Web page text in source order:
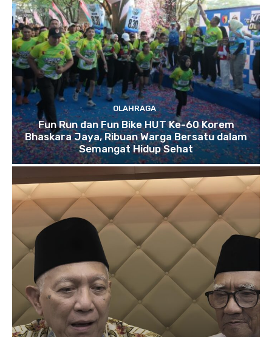
OLAHRAGA
Fun Run dan Fun Bike HUT Ke-60 Korem
Bhaskara Jaya, Ribuan Warga Bersatu dalam
Semangat Hidup Sehat